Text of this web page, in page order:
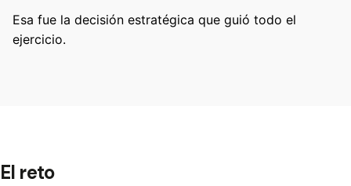
Esa fue la decisión estratégica que guió todo el
ejercicio.
El reto